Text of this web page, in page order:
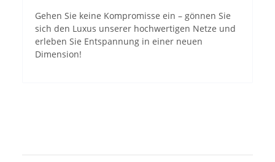
Gehen Sie keine Kompromisse ein – gönnen Sie
sich den Luxus unserer hochwertigen Netze und
erleben Sie Entspannung in einer neuen
Dimension!